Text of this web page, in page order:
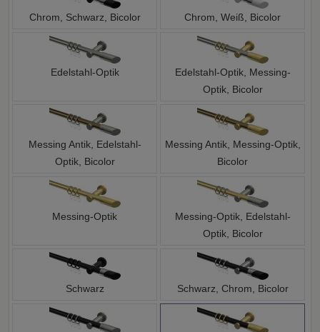
Chrom, Schwarz, Bicolor Chrom, Weiß, Bicolor
Edelstahl-Optik
Edelstahl-Optik, Messing-
Optik, Bicolor
Messing Antik, Edelstahl-
Optik, Bicolor
Messing Antik, Messing-Optik,
Bicolor
Messing-Optik
Messing-Optik, Edelstahl-
Optik, Bicolor
Schwarz Schwarz, Chrom, Bicolor